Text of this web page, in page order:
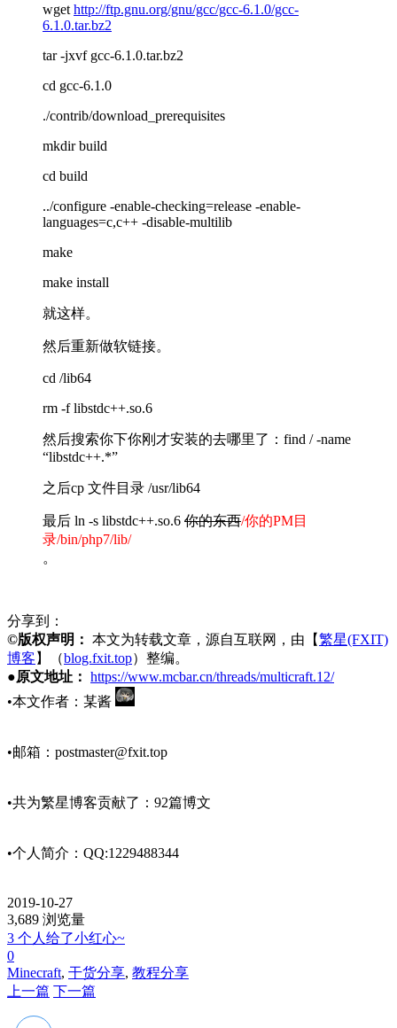
wget http://ftp.gnu.org/gnu/gcc/gcc-6.1.0/gcc-
6.1.0.tar.bz2
tar -jxvf gcc-6.1.0.tar.bz2
cd gcc-6.1.0
./contrib/download_prerequisites
mkdir build
cd build
../configure -enable-checking=release -enable-
languages=c,c++ -disable-multilib
make
make install
就这样。
然后重新做软链接。
cd /lib64
rm -f libstdc++.so.6
然后搜索你下你刚才安装的去哪里了：find / -name
“libstdc++.*”
之后cp 文件目录 /usr/lib64
最后 ln -s libstdc++.so.6 你的东西/你的PM目
录/bin/php7/lib/
。
分享到：
©版权声明： 本文为转载文章，源自互联网，由【繁星(FXIT)
博客 】（blog.fxit.top）整编。
●原文地址： https://www.mcbar.cn/threads/multicraft.12/
•本文作者：某酱
•邮箱： postmaster@fxit.top
•共为繁星博客贡献了：92篇博文
•个人简介：QQ:1229488344
2019-10-27
3,689 浏览量
3 个人给了小红心~
0
Minecraft, 干货分享, 教程分享
上一篇 下一篇